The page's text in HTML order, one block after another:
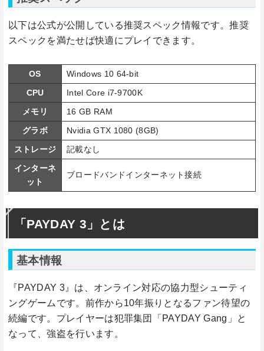
以下は公式が公開している推奨スペック情報です。推奨
スペックを満たせば快適にプレイできます。
OS
Windows 10 64-bit
CPU
Intel Core i7-9700K
メモリ
16 GB RAM
グラボ
Nvidia GTX 1080 (8GB)
ストレージ
記載なし
インターネ
ット
ブロードバンドインターネット接続
「PAYDAY 3」とは
基本情報
『PAYDAY 3』は、オンライン対応の協力型シューティ
ングゲームです。前作から10年振りとなるファン待望の
続編です。プレイヤーは犯罪集団「PAYDAY Gang」と
なって、強盗を行います。